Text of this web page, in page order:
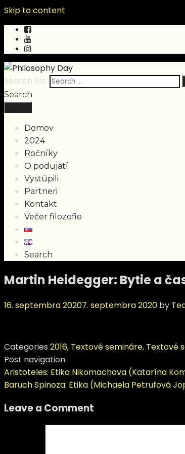
Skip to content
Search for:
Search
Domov
2024
Ročníky
O podujatí
Vystúpili
Partneri
Kontakt
Večer filozofie
Search
Martin Heidegger: Bytie a
16. septembra 20207. septembra 2020 by
Categories 2016, Textové semináre, Textové
Post navigation
Aristoteles: Etika Nikomachova (Katarína
Baruch Spinoza: Etika (Michaela Petrufová
Leave a Comment